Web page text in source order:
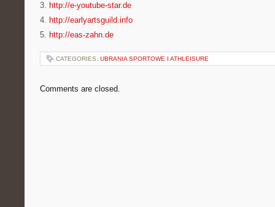
3. http://e-youtube-star.de
4. http://earlyartsguild.info
5. http://eas-zahn.de
CATEGORIES: UBRANIA SPORTOWE I ATHLEISURE
Comments are closed.